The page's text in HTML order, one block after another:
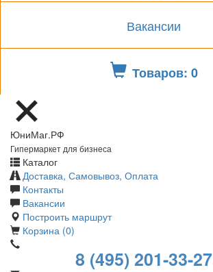
Вакансии
Товаров: 0
ЮниМаг.РФ
Гипермаркет для бизнеса
Каталог
Доставка, Самовывоз, Оплата
Контакты
Вакансии
Построить маршрут
Корзина (0)
8 (495) 201-33-27